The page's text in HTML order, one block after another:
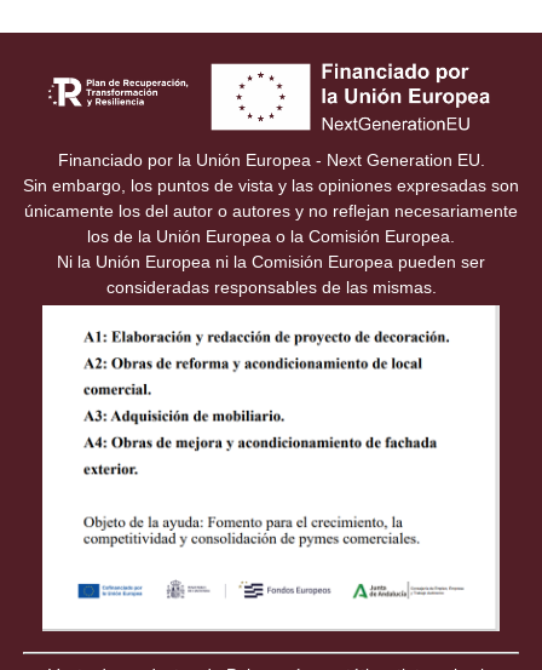
Financiado por la Unión Europea - Next Generation EU.
Sin embargo, los puntos de vista y las opiniones expresadas son
únicamente los del autor o autores y no reflejan necesariamente
los de la Unión Europea o la Comisión Europea.
Ni la Unión Europea ni la Comisión Europea pueden ser
consideradas responsables de las mismas.